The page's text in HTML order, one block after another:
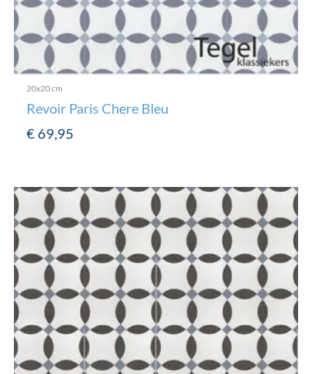
20x20 cm
Revoir Paris Chere Bleu
€ 69,95